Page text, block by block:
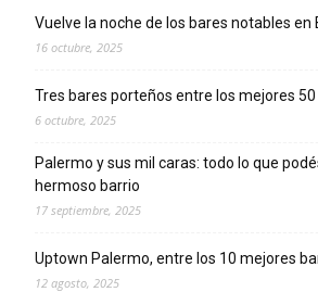
Vuelve la noche de los bares notables en
16 octubre, 2025
Tres bares porteños entre los mejores
6 octubre, 2025
Palermo y sus mil caras: todo lo que
hermoso barrio
17 septiembre, 2025
Uptown Palermo, entre los 10 mejores
12 agosto, 2025